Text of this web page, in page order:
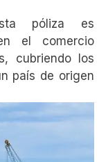
póliza es
el comercio
cubriendo los
país de origen